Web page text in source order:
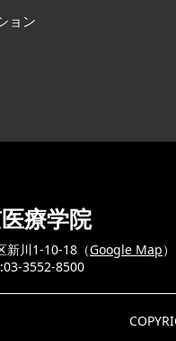
ョン
療学院
新川1-10-18（Google Map）
3552-8500